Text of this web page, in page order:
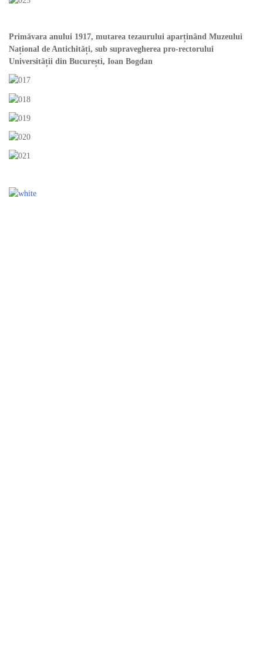
Primăvara anului 1917, mutarea tezaurului aparținând Muzeului
Național de Antichități, sub supravegherea pro-rectorului
Universității din București, Ioan Bogdan